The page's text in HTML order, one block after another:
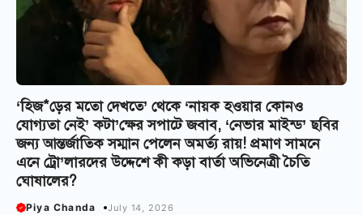
‘হিজ*ড়ের মতো দেখতে’ থেকে ‘নায়ক হওয়ার কোনও
যোগ্যতা নেই’ কটা’ক্ষের সপাটে জবাব, ‘নেভার মাইন্ড’ ছবির
জন্য আন্তর্জাতিক সম্মান পেলেন অমর্ত্য রায়! প্রমাণ সামনে
এনে ট্রো’লারদের উদ্দেশে কী কড়া বার্তা অভিনেত্রী চৈতি
ঘোষালের?
Piya Chanda July 14, 2026